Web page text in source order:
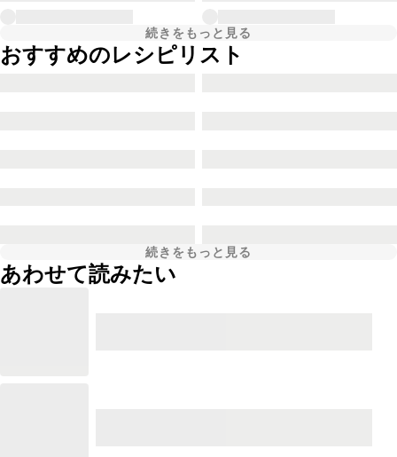
続きをもっと見る
おすすめのレシピリスト
続きをもっと見る
あわせて読みたい